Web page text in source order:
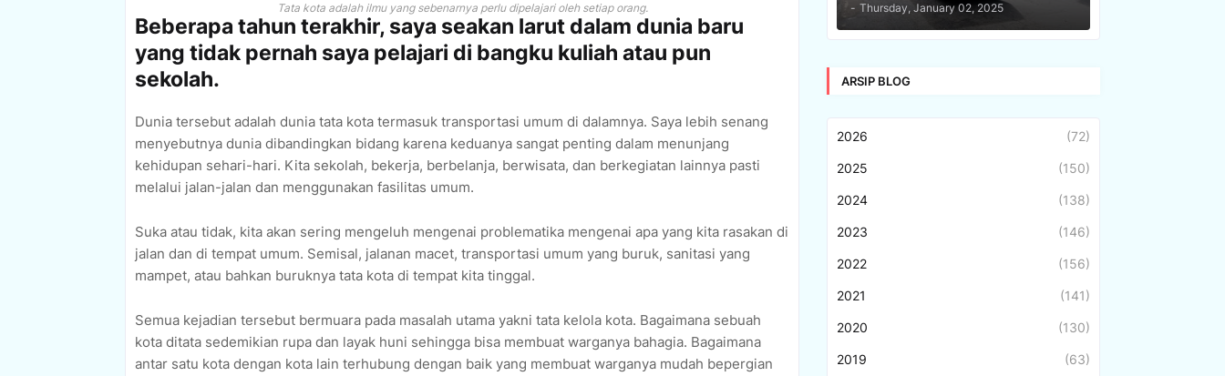
Tata kota adalah ilmu yang sebenarnya perlu dipelajari oleh setiap orang.
Beberapa tahun terakhir, saya seakan larut dalam dunia baru
yang tidak pernah saya pelajari di bangku kuliah atau pun
sekolah.
Dunia tersebut adalah dunia tata kota termasuk transportasi umum di dalamnya. Saya lebih senang
menyebutnya dunia dibandingkan bidang karena keduanya sangat penting dalam menunjang
kehidupan sehari-hari. Kita sekolah, bekerja, berbelanja, berwisata, dan berkegiatan lainnya pasti
melalui jalan-jalan dan menggunakan fasilitas umum.
Suka atau tidak, kita akan sering mengeluh mengenai problematika mengenai apa yang kita rasakan di
jalan dan di tempat umum. Semisal, jalanan macet, transportasi umum yang buruk, sanitasi yang
mampet, atau bahkan buruknya tata kota di tempat kita tinggal.
Semua kejadian tersebut bermuara pada masalah utama yakni tata kelola kota. Bagaimana sebuah
kota ditata sedemikian rupa dan layak huni sehingga bisa membuat warganya bahagia. Bagaimana
antar satu kota dengan kota lain terhubung dengan baik yang membuat warganya mudah bepergian
- Thursday, January 02, 2025
ARSIP BLOG
2026 (72)
2025 (150)
2024 (138)
2023 (146)
2022 (156)
2021 (141)
2020 (130)
2019 (63)